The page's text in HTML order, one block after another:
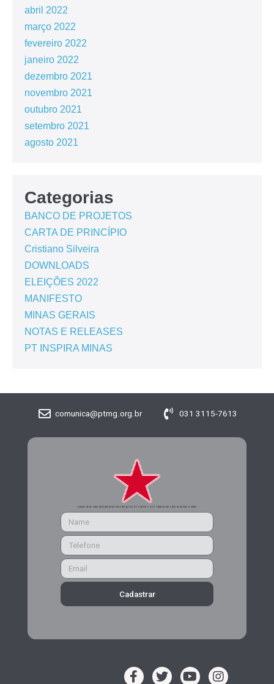
abril 2022
março 2022
fevereiro 2022
janeiro 2022
dezembro 2021
novembro 2021
outubro 2021
setembro 2021
agosto 2021
Categorias
BANCO DE PROJETOS
CARTA DE PRINCÍPIO
Cristiano Silveira
DOWNLOADS
ELEIÇÕES 2022
MANIFESTO
MINAS GERAIS
NOTAS E RELEASES
PT INSPIRA MINAS
comunica@ptmg.org.br 031 3115-7613
CADASTRE-SE PARA RECEBER MAIS INFORMAÇÕES DO PARTIDO DOS TRABALHADORES DE MINAS GERAIS
Cadastrar